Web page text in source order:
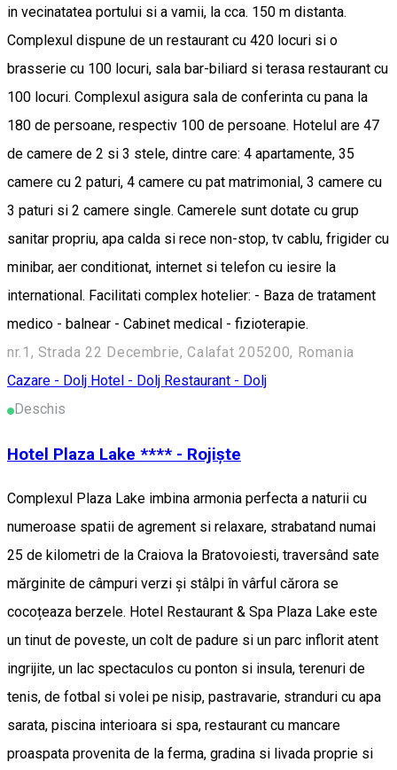
in vecinatatea portului si a vamii, la cca. 150 m distanta.
Complexul dispune de un restaurant cu 420 locuri si o
brasserie cu 100 locuri, sala bar-biliard si terasa restaurant cu
100 locuri. Complexul asigura sala de conferinta cu pana la
180 de persoane, respectiv 100 de persoane. Hotelul are 47
de camere de 2 si 3 stele, dintre care: 4 apartamente, 35
camere cu 2 paturi, 4 camere cu pat matrimonial, 3 camere cu
3 paturi si 2 camere single. Camerele sunt dotate cu grup
sanitar propriu, apa calda si rece non-stop, tv cablu, frigider cu
minibar, aer conditionat, internet si telefon cu iesire la
international. Facilitati complex hotelier: - Baza de tratament
medico - balnear - Cabinet medical - fizioterapie.
nr.1, Strada 22 Decembrie, Calafat 205200, Romania
Cazare - Dolj Hotel - Dolj Restaurant - Dolj
Deschis
Hotel Plaza Lake **** - Rojiște
Complexul Plaza Lake imbina armonia perfecta a naturii cu
numeroase spatii de agrement si relaxare, strabatand numai
25 de kilometri de la Craiova la Bratovoiesti, traversând sate
mărginite de câmpuri verzi și stâlpi în vârful cărora se
cocoțeaza berzele. Hotel Restaurant & Spa Plaza Lake este
un tinut de poveste, un colt de padure si un parc inflorit atent
ingrijite, un lac spectaculos cu ponton si insula, terenuri de
tenis, de fotbal si volei pe nisip, pastravarie, stranduri cu apa
sarata, piscina interioara si spa, restaurant cu mancare
proaspata provenita de la ferma, gradina si livada proprie si